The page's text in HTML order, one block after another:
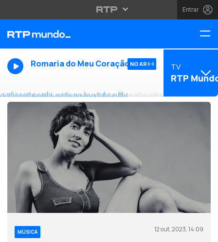
Entrar
Romaria do Meu Coração NO AR TV
RTP
MÚSICA 12 out, 2023, 14:09